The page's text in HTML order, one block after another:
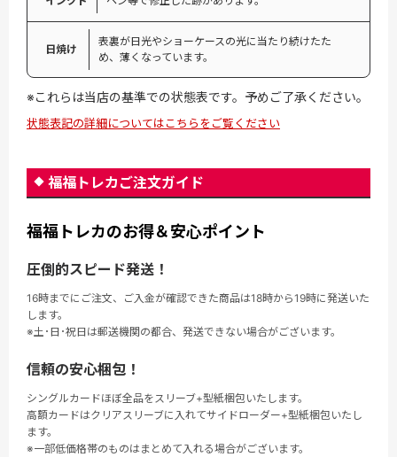
日焼け
表裏が日光やショーケースの光に当たり続けたた
め、薄くなっています。
※これらは当店の基準での状態表です。予めご了承ください。
状態表記の詳細についてはこちらをご覧ください
福福トレカご注文ガイド
福福トレカのお得＆安心ポイント
圧倒的スピード発送！
16時までにご注文、ご入金が確認できた商品は18時から19時に発送いた
します。
※土･日･祝日は郵送機関の都合、発送できない場合がございます。
信頼の安心梱包！
シングルカードほぼ全品をスリーブ+型紙梱包いたします。
高額カードはクリアスリーブに入れてサイドローダー+型紙梱包いたし
ます。
※一部低価格帯のものはまとめて入れる場合がございます。